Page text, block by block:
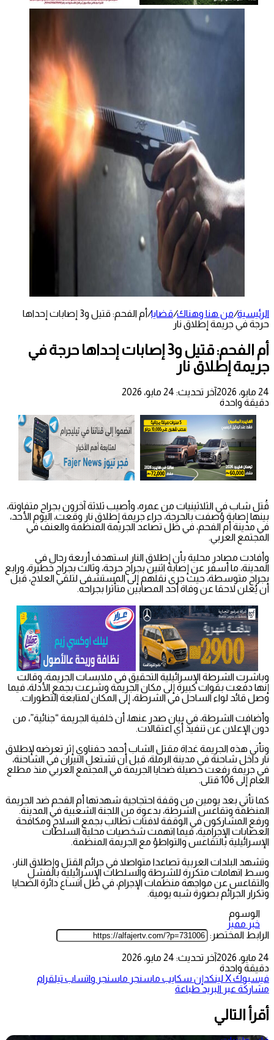
الرئيسية/من هنا وهناك/قضايا/
أم الفحم: قتيل و3 إصابات إحداها
حرجة في جريمة إطلاق نار
أم الفحم: قتيل و3 إصابات إحداها حرجة في
جريمة إطلاق نار
24 مايو، 2026
آخر تحديث: 24 مايو، 2026
دقيقة واحدة
قُتل شاب في الثلاثينيات من عمره، وأصيب ثلاثة آخرون بجراح متفاوتة،
بينها إصابة وُصفت بالحرجة، جراء جريمة إطلاق نار وقعت، اليوم الأحد،
في مدينة أم الفحم، في ظل تصاعد الجريمة المنظمة والعنف في
المجتمع العربي.
وأفادت مصادر محلية بأن إطلاق النار استهدف أربعة رجال في
المدينة، ما أسفر عن إصابة اثنين بجراح حرجة، وثالث بجراح خطيرة، ورابع
بجراح متوسطة، حيث جرى نقلهم إلى المستشفى لتلقي العلاج، قبل
أن يُعلن لاحقا عن وفاة أحد المصابين متأثرا بجراحه.
وباشرت الشرطة الإسرائيلية التحقيق في ملابسات الجريمة، وقالت
إنها دفعت بقوات كبيرة إلى مكان الجريمة وشرعت بجمع الأدلة، فيما
وصل قائد لواء الساحل في الشرطة، إلى المكان لمتابعة التطورات.
وأضافت الشرطة، في بيان صدر عنها، أن خلفية الجريمة “جنائية”، من
دون الإعلان عن تنفيذ أي اعتقالات.
وتأتي هذه الجريمة غداة مقتل الشاب أحمد حفناوي إثر تعرضه لإطلاق
نار داخل شاحنة في مدينة الرملة، قبل أن تشتعل النيران في الشاحنة،
في جريمة رفعت حصيلة ضحايا الجريمة في المجتمع العربي منذ مطلع
العام إلى 106 قتلى.
كما تأتي بعد يومين من وقفة احتجاجية شهدتها أم الفحم ضد الجريمة
المنظمة وتقاعس الشرطة، بدعوة من اللجنة الشعبية في المدينة.
ورفع المشاركون في الوقفة لافتات تطالب بجمع السلاح ومكافحة
العصابات الإجرامية، فيما اتهمت شخصيات محلية السلطات
الإسرائيلية بالتقاعس والتواطؤ مع الجريمة المنظمة.
وتشهد البلدات العربية تصاعدا متواصلا في جرائم القتل وإطلاق النار،
وسط اتهامات متكررة للشرطة والسلطات الإسرائيلية بالفشل
والتقاعس عن مواجهة منظمات الإجرام، في ظل اتساع دائرة الضحايا
وتكرار الجرائم بصورة شبه يومية.
الوسوم
خبر مميز
الرابط المختصر:
24 مايو، 2026
آخر تحديث: 24 مايو، 2026
دقيقة واحدة
فيسبوك‫Xلينكدإن سكايب ماسنجر ماسنجر واتساب تيلقرام
مشاركة عبر البريد طباعة
أقرأ التالي